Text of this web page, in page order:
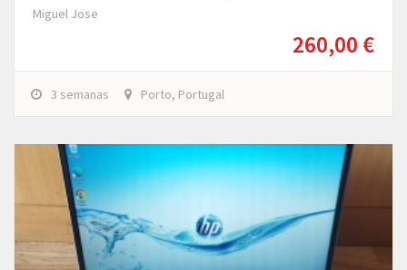
Miguel Jose
260,00 €
3 semanas Porto, Portugal